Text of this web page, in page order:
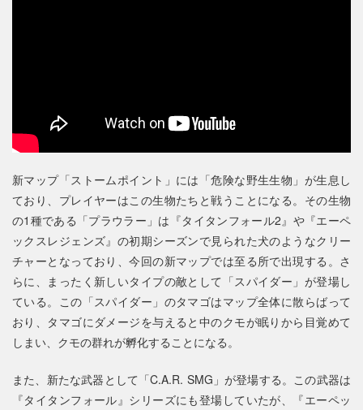
新マップ「ストームポイント」には「危険な野生生物」が生息し
ており、プレイヤーはこの生物たちと戦うことになる。その生物
の1種である「プラウラー」は『タイタンフォール2』や『エーペ
ックスレジェンズ』の初期シーズンで見られた犬のようなクリー
チャーとなっており、今回の新マップでは至る所で出現する。さ
らに、まったく新しいタイプの敵として「スパイダー」が登場し
ている。この「スパイダー」のタマゴはマップ全体に散らばって
おり、タマゴにダメージを与えると中のクモが眠りから目覚めて
しまい、クモの群れが孵化することになる。
また、新たな武器として「C.A.R. SMG」が登場する。この武器は
『タイタンフォール』シリーズにも登場していたが、『エーペッ